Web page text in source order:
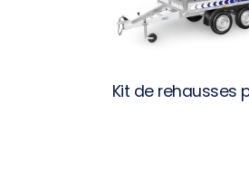
Kit de rehausses